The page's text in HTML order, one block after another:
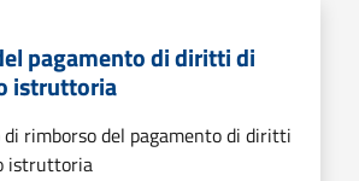
pagamento di diritti di
istruttoria
rimborso del pagamento di diritti
istruttoria